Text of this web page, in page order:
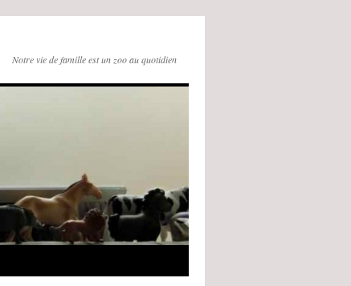
Notre vie de famille est un zoo au quotidien